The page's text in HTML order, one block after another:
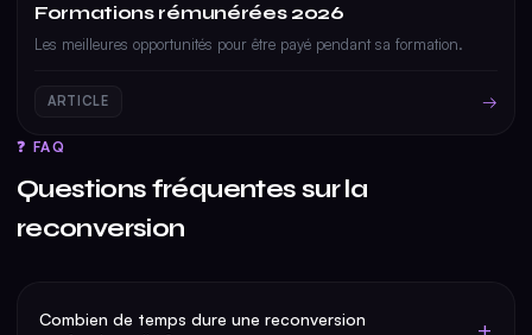
Formations rémunérées 2026
Les meilleures opportunités pour être payé pendant sa formation.
ARTICLE →
❓ FAQ
Questions fréquentes sur la
reconversion
Combien de temps dure une reconversion